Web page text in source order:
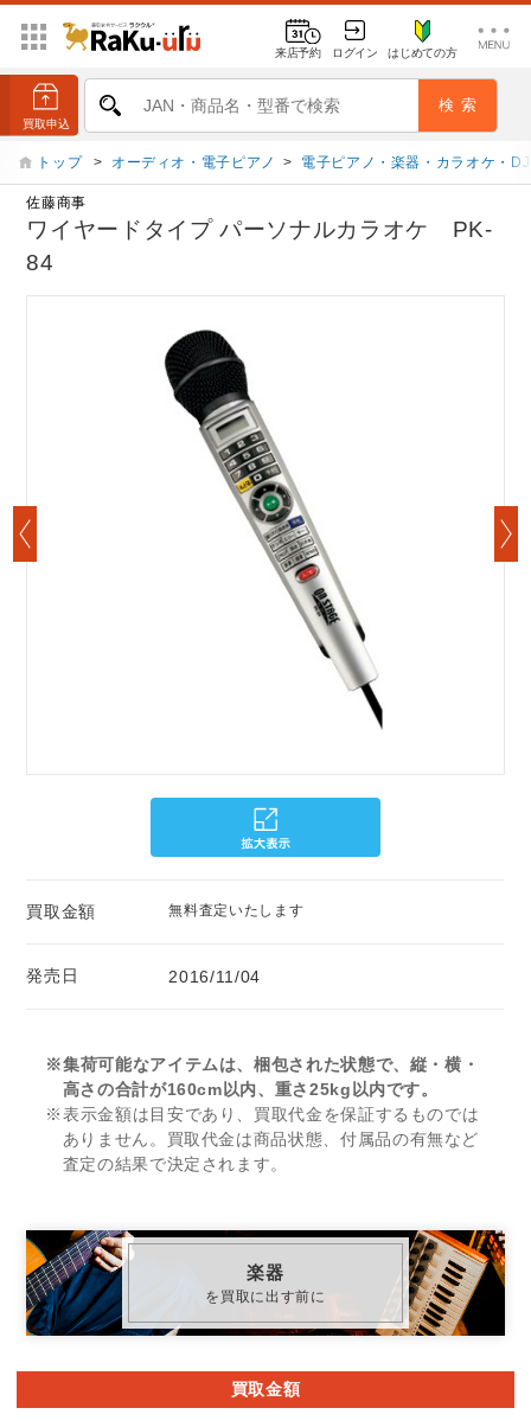
来店予約 ログイン はじめての方
トップ > オーディオ・電子ピアノ > 電子ピアノ・楽器・カラオケ・
佐藤商事
ワイヤードタイプ パーソナルカラオケ PK-
84
買取金額 無料査定いたします
発売日 2016/11/04
※集荷可能なアイテムは、梱包された状態で、縦・横・
高さの合計が160cm以内、重さ25kg以内です。
※表示金額は目安であり、買取代金を保証するものでは
ありません。買取代金は商品状態、付属品の有無など
査定の結果で決定されます。
楽器
を買取に出す前に
買取金額